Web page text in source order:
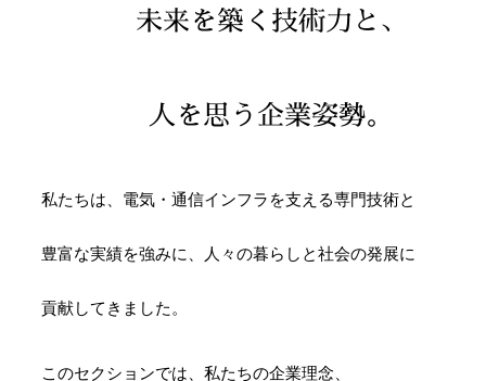
未来を築く技術力と、
人を思う企業姿勢。
私たちは、 電気・通信インフラを支える専門技術と
豊富な実績を強みに、 人々の暮らしと社会の発展に
貢献してきました。
このセクションでは、 私たちの企業理念、